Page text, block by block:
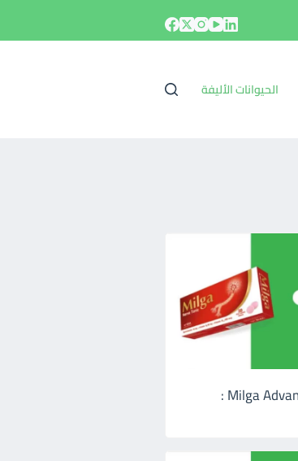
الحيوانات الأليفة
ميلجا ادفانس اقراص Milga Advance :